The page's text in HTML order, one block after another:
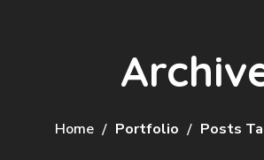
Home Portfolio Posts